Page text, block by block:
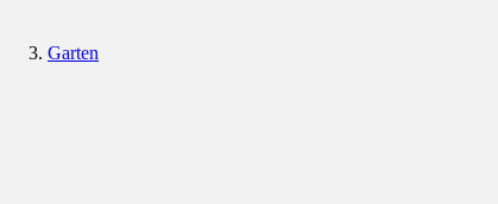
Garten